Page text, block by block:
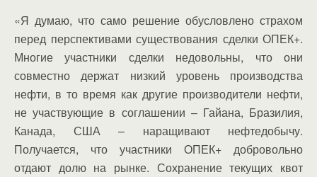
«Я думаю, что само решение обусловлено страхом
перед перспективами существования сделки ОПЕК+.
Многие участники сделки недовольны, что они
совместно держат низкий уровень производства
нефти, в то время как другие производители нефти,
не участвующие в соглашении – Гайана, Бразилия,
Канада, США – наращивают нефтедобычу.
Получается, что участники ОПЕК+ добровольно
отдают долю на рынке. Сохранение текущих квот